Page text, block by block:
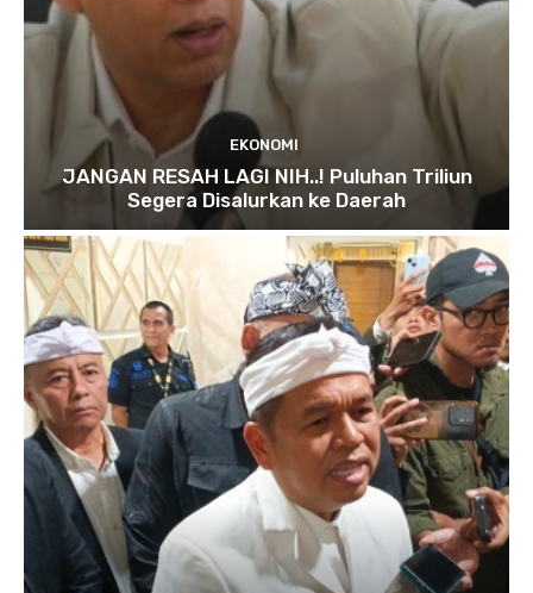
EKONOMI
JANGAN RESAH LAGI NIH..! Puluhan Triliun
Segera Disalurkan ke Daerah